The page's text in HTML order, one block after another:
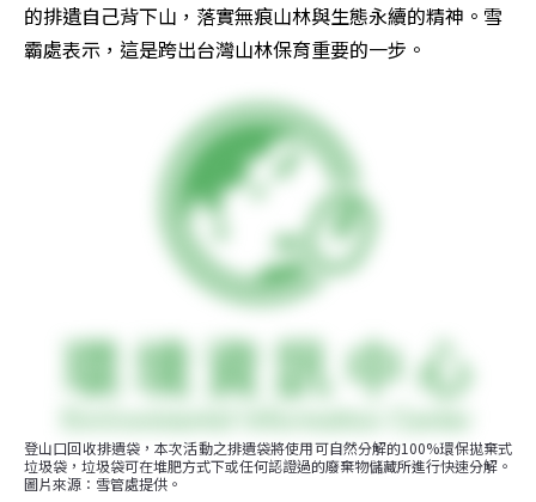
的排遺自己背下山，落實無痕山林與生態永續的精神。雪
霸處表示，這是跨出台灣山林保育重要的一步。
登山口回收排遺袋，本次活動之排遺袋將使用可自然分解的100%環保拋棄式
垃圾袋，垃圾袋可在堆肥方式下或任何認證過的廢棄物儲藏所進行快速分解。
圖片來源：雪管處提供。